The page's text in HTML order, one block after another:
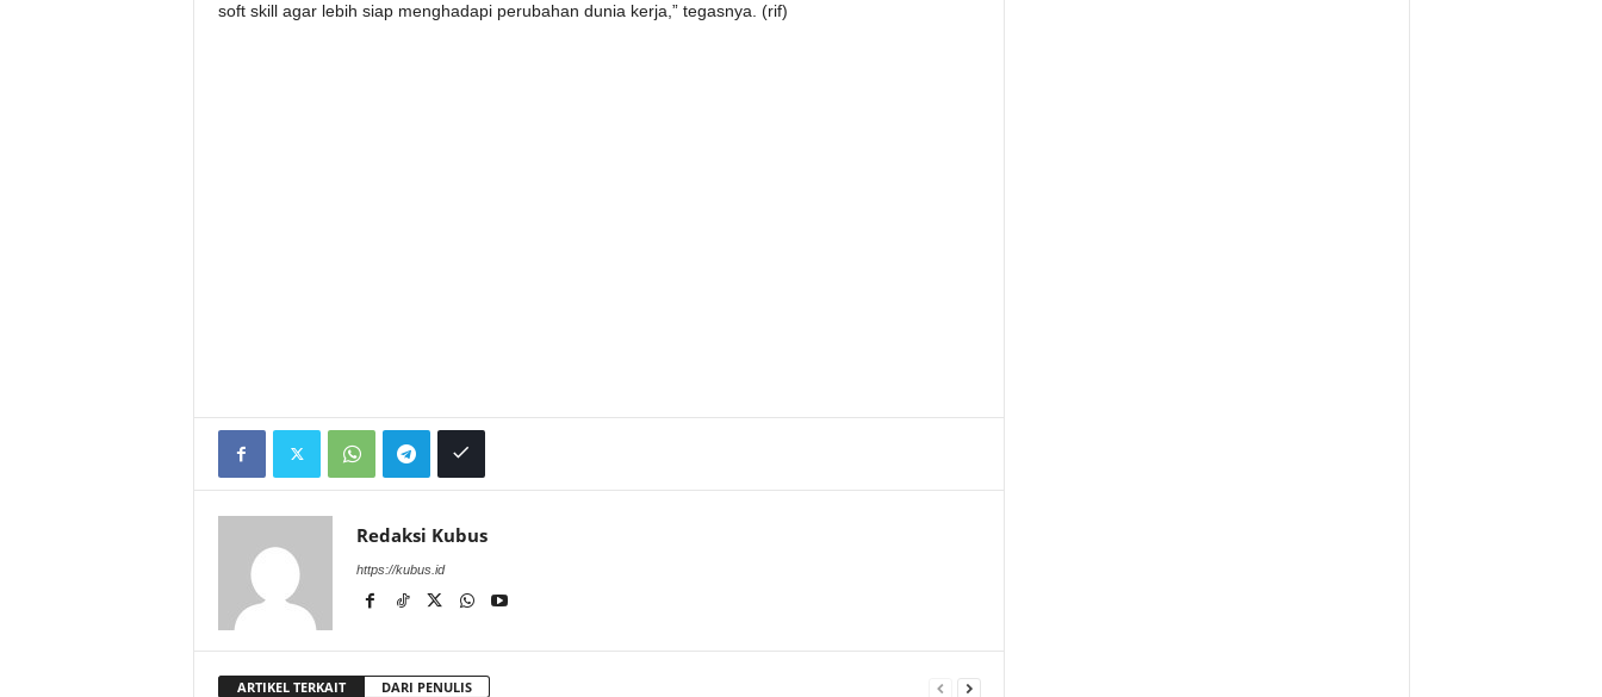
soft skill agar lebih siap menghadapi perubahan dunia kerja,” tegasnya. (rif)
Redaksi Kubus
https://kubus.id
ARTIKEL TERKAIT DARI PENULIS